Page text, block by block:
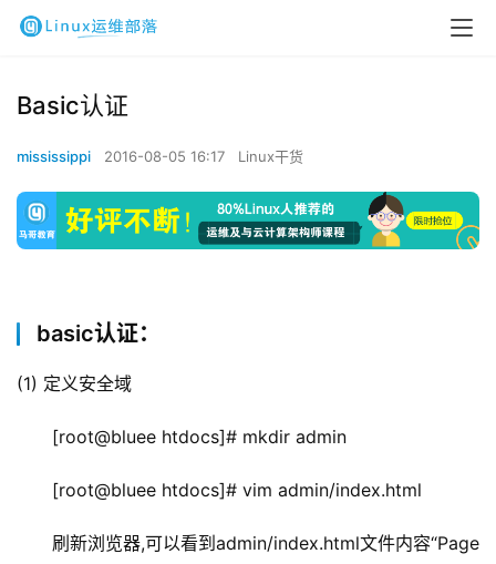
Basic认证
mississippi 2016-08-05 16:17 Linux干货
basic认证：
(1) 定义安全域
[root@bluee htdocs]# mkdir admin
[root@bluee htdocs]# vim admin/index.html
刷新浏览器,可以看到admin/index.html文件内容“Page